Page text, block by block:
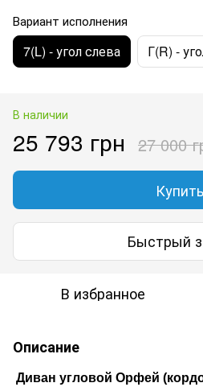
Вариант исполнения
7(L) - угол слева Г(R) -
В наличии
25 793 грн 27 000
Купить
Быстрый
В избранное
Описание
Диван угловой Орфей (